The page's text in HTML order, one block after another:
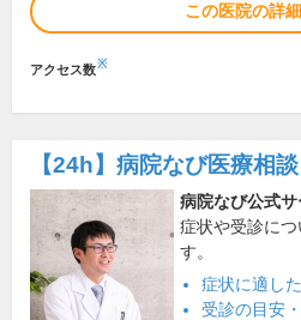
この医院の詳
アクセス数※
【24h】 病院なび医療相談
病院なび公式サ
症状や受診に
す。
症状に適し
受診の目安